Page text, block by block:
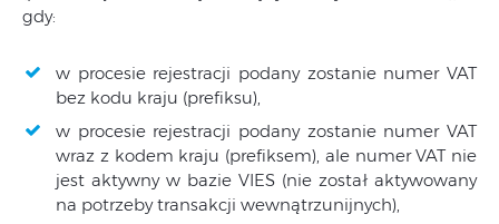
gdy:
w procesie rejestracji podany zostanie numer VAT
bez kodu kraju (prefiksu),
w procesie rejestracji podany zostanie numer VAT
wraz z kodem kraju (prefiksem), ale numer VAT nie
jest aktywny w bazie VIES (nie został aktywowany
na potrzeby transakcji wewnątrzunijnych),